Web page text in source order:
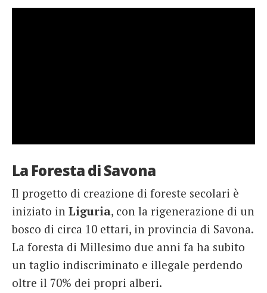
La Foresta di Savona
Il progetto di creazione di foreste secolari è
iniziato in Liguria, con la rigenerazione di un
bosco di circa 10 ettari, in provincia di Savona.
La foresta di Millesimo due anni fa ha subito
un taglio indiscriminato e illegale perdendo
oltre il 70% dei propri alberi.